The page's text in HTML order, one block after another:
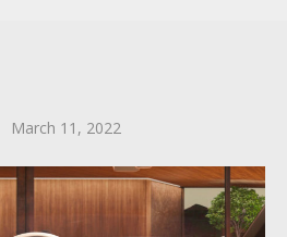
March 11, 2022